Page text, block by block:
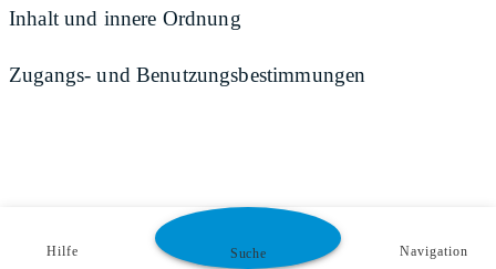
Inhalt und innere Ordnung
Zugangs- und Benutzungsbestimmungen
Hilfe Suche Navigation